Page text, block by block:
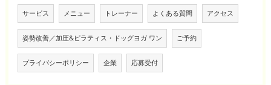
サービス メニュー トレーナー よくある質問 アクセス
姿勢改善／加圧&ピラティス・ドッグヨガ ワン ご予約
プライバシーポリシー 企業 応募受付